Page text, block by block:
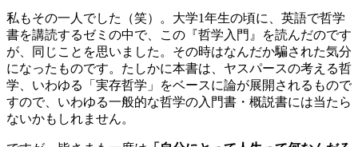
私もその一人でした（笑）。大学1年生の頃に、英語で哲学
書を講読するゼミの中で、この『哲学入門』を読んだのです
が、同じことを思いました。その時はなんだか騙された気分
になったものです。たしかに本書は、ヤスパースの考える哲
学、いわゆる「実存哲学」をベースに論が展開されるもので
すので、いわゆる一般的な哲学の入門書・概説書には当たら
ないかもしれません。